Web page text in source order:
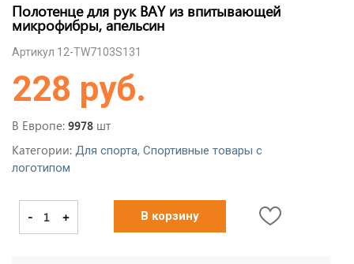
Полотенце для рук BAY из впитывающей
микрофибры, апельсин
Артикул 12-TW7103S131
228 руб.
В Европе: 9978 шт
Категории: Для спорта, Спортивные товары с
логотипом
- + В корзину